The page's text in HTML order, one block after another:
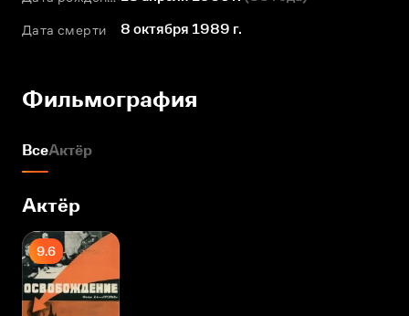
Дата смерти 8 октября 1989 г.
Фильмография
ВсеАктёр
Актёр
9.6